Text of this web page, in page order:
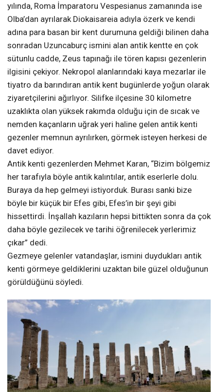
yılında, Roma İmparatoru Vespesianus zamanında ise
Olba’dan ayrılarak Diokaisareia adıyla özerk ve kendi
adına para basan bir kent durumuna geldiği bilinen daha
sonradan Uzuncaburç ismini alan antik kentte en çok
sütunlu cadde, Zeus tapınağı ile tören kapısı gezenlerin
ilgisini çekiyor. Nekropol alanlarındaki kaya mezarlar ile
tiyatro da barındıran antik kent bugünlerde yoğun olarak
ziyaretçilerini ağırlıyor. Silifke ilçesine 30 kilometre
uzaklıkta olan yüksek rakımda olduğu için de sıcak ve
nemden kaçanların uğrak yeri haline gelen antik kenti
gezenler memnun ayrılırken, görmek isteyen herkesi de
davet ediyor.
Antik kenti gezenlerden Mehmet Karan, “Bizim bölgemiz
her tarafıyla böyle antik kalıntılar, antik eserlerle dolu.
Buraya da hep gelmeyi istiyorduk. Burası sanki bize
böyle bir küçük bir Efes gibi, Efes’in bir şeyi gibi
hissettirdi. İnşallah kazıların hepsi bittikten sonra da çok
daha böyle gezilecek ve tarihi öğrenilecek yerlerimiz
çıkar” dedi.
Gezmeye gelenler vatandaşlar, ismini duydukları antik
kenti görmeye geldiklerini uzaktan bile güzel olduğunun
görüldüğünü söyledi.